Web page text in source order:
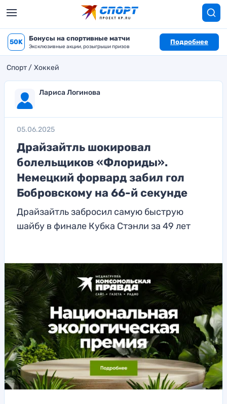
50K Бонусы на спортивные матчи
Эксклюзивные акции, розыгрыши призов
Подробнее
Спорт Хоккей
Лариса Логинова
05.06.2025
Драйзайтль шокировал
болельщиков «Флориды».
Немецкий форвард забил гол
Бобровскому на 66-й секунде
Драйзайтль забросил самую быструю
шайбу в финале Кубка Стэнли за 49 лет